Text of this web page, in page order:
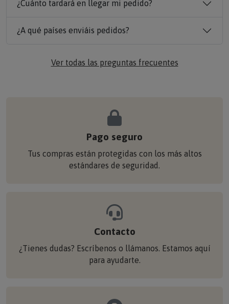
¿Cuánto tardará en llegar mi pedido?
¿A qué países enviáis pedidos?
Ver todas las preguntas frecuentes
Pago seguro
Tus compras están protegidas con los más altos
estándares de seguridad.
Contacto
¿Tienes dudas? Escríbenos o llámanos. Estamos aquí
para ayudarte.